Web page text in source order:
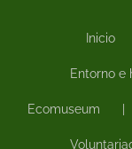
Inicio
Entorno e
Ecomuseum